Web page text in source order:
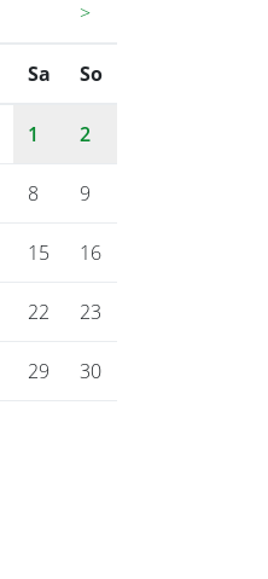
>
eitag
Sa mstag
So
1 2
8 9
15 16
22 23
29 30